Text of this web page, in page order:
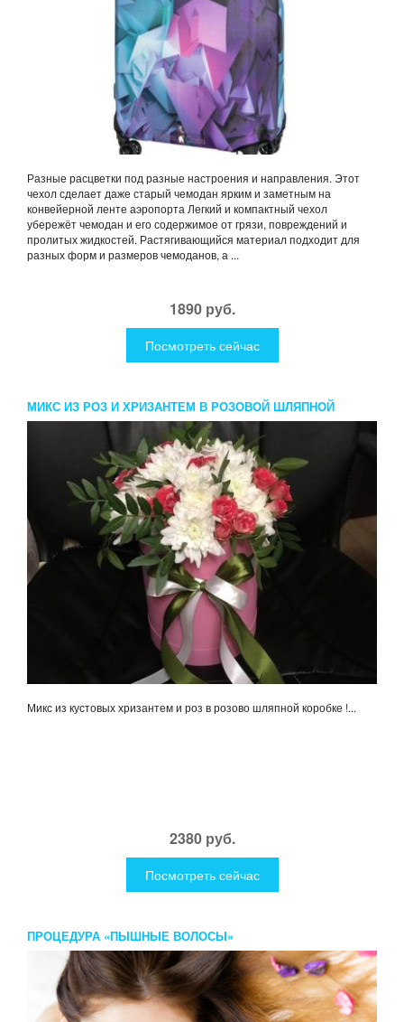
Разные расцветки под разные настроения и направления. Этот
чехол сделает даже старый чемодан ярким и заметным на
конвейерной ленте аэропорта Легкий и компактный чехол
убережёт чемодан и его содержимое от грязи, повреждений и
пролитых жидкостей. Растягивающийся материал подходит для
разных форм и размеров чемоданов, а ...
1890 руб.
Посмотреть сейчас
МИКС ИЗ РОЗ И ХРИЗАНТЕМ В РОЗОВОЙ ШЛЯПНОЙ
КОРОБКЕ
Микс из кустовых хризантем и роз в розово шляпной коробке !...
2380 руб.
Посмотреть сейчас
ПРОЦЕДУРА «ПЫШНЫЕ ВОЛОСЫ»